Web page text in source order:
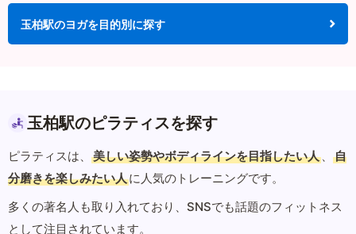
玉柏駅のヨガを目的別に探す
玉柏駅のピラティスを探す
ピラティスは、 美しい姿勢やボディラインを目指したい人 、
自
分磨きを楽しみたい人に人気のトレーニングです。
多くの著名人も取り入れており、SNSでも話題のフィットネス
として注目されています。